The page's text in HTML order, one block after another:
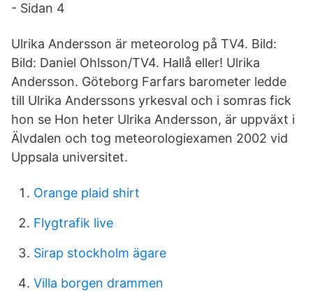
- Sidan 4
Ulrika Andersson är meteorolog på TV4. Bild:
Bild: Daniel Ohlsson/TV4. Hallå eller! Ulrika
Andersson. Göteborg Farfars barometer ledde
till Ulrika Anderssons yrkesval och i somras fick
hon se Hon heter Ulrika Andersson, är uppväxt i
Älvdalen och tog meteorologiexamen 2002 vid
Uppsala universitet.
Orange plaid shirt
Flygtrafik live
Sirap stockholm ägare
Villa borgen drammen